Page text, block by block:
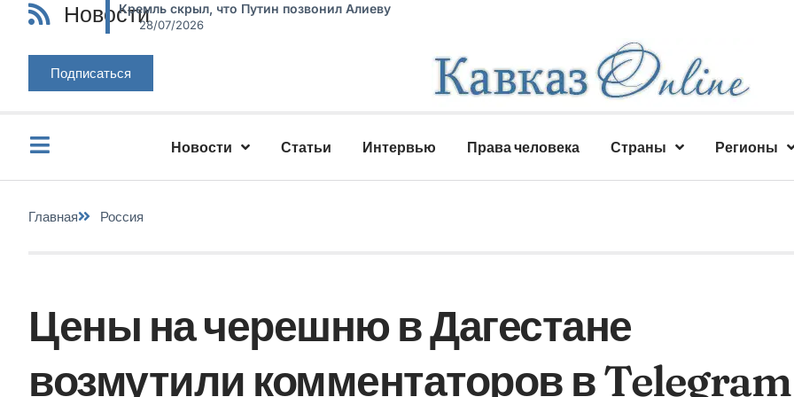
НовостиКремль скрыл, что Путин позвонил Алиеву
28/07/2026
Подписаться
Новости Статьи Интервью Права человека Страны Регионы
Главная Россия
Цены на черешню в Дагестане
возмутили комментаторов в Telegram